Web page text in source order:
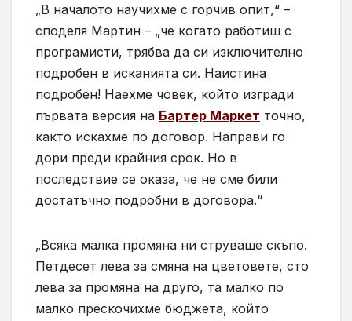
„В началото научихме с горчив опит,“ –
споделя Мартин – „че когато работиш с
програмисти, трябва да си изключително
подробен в исканията си. Наистина
подробен! Наехме човек, който изгради
първата версия на Бартер Маркет точно,
както искахме по договор. Направи го
дори преди крайния срок. Но в
последствие се оказа, че не сме били
достатъчно подробни в договора.“
„Всяка малка промяна ни струваше скъпо.
Петдесет лева за смяна на цветовете, сто
лева за промяна на друго, та малко по
малко прескочихме бюджета, който